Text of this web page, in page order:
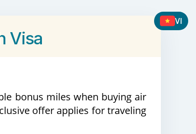
VI
Visa
bonus miles when buying air
offer applies for traveling